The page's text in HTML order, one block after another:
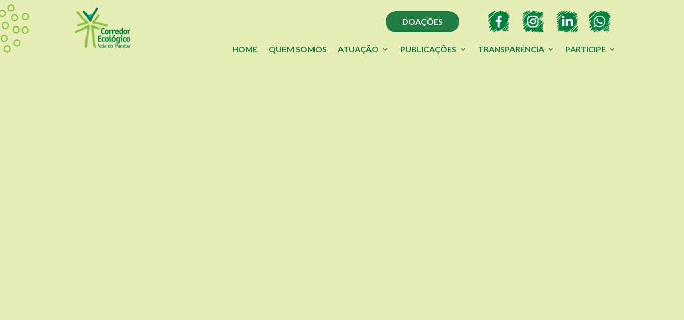
DOAÇÕES
HOME QUEM SOMOS ATUAÇÃO PUBLICAÇÕES TRANSPARÊNCIA PARTICIPE